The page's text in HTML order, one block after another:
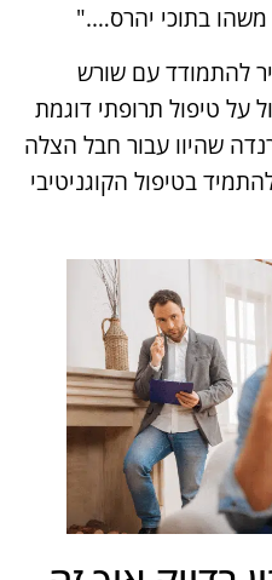
משהו בתוכי יהרס…."
להתמודד עם שורש
על טיפול תרופתי דוגמת
שהיוו עבור חבל הצלה
בטיפול הקוגניטיבי